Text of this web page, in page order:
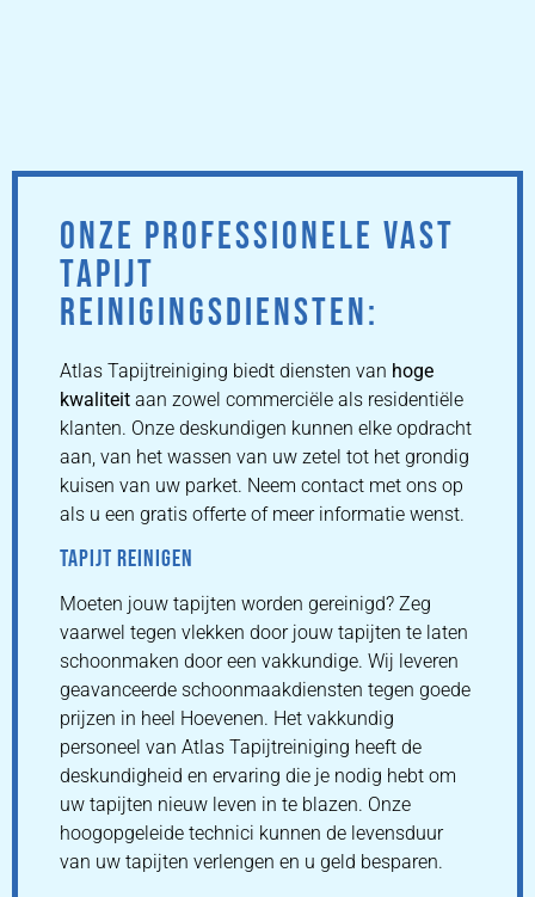
ONZE PROFESSIONELE VAST
TAPIJT
REINIGINGSDIENSTEN:
Atlas Tapijtreiniging biedt diensten van hoge
kwaliteit aan zowel commerciële als residentiële
klanten. Onze deskundigen kunnen elke opdracht
aan, van het wassen van uw zetel tot het grondig
kuisen van uw parket. Neem contact met ons op
als u een gratis offerte of meer informatie wenst.
TAPIJT REINIGEN
Moeten jouw tapijten worden gereinigd? Zeg
vaarwel tegen vlekken door jouw tapijten te laten
schoonmaken door een vakkundige. Wij leveren
geavanceerde schoonmaakdiensten tegen goede
prijzen in heel Hoevenen. Het vakkundig
personeel van Atlas Tapijtreiniging heeft de
deskundigheid en ervaring die je nodig hebt om
uw tapijten nieuw leven in te blazen. Onze
hoogopgeleide technici kunnen de levensduur
van uw tapijten verlengen en u geld besparen.